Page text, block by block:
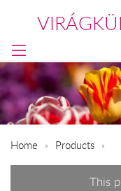
Home Products
This